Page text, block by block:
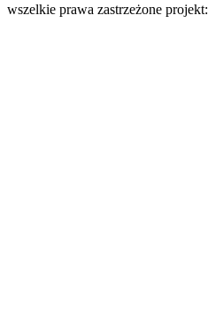
wszelkie prawa zastrzeżone projekt: